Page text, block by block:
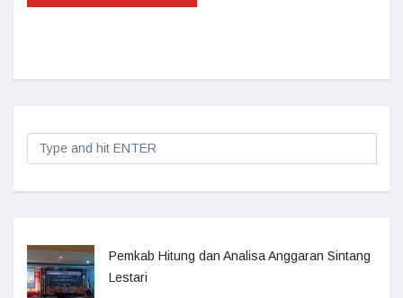
Pemkab Hitung dan Analisa Anggaran Sintang
Lestari